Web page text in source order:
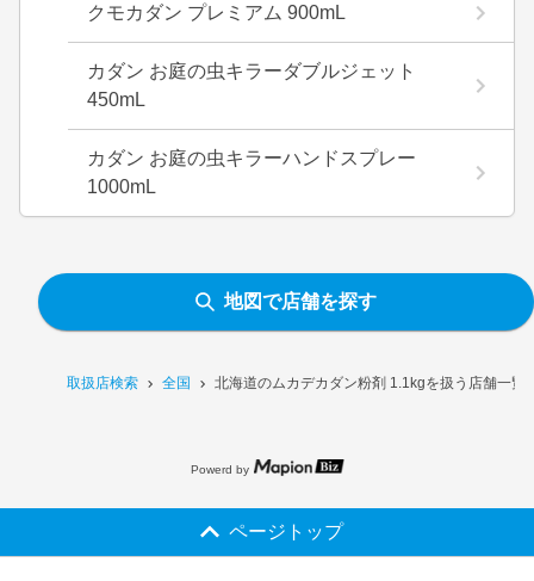
取扱店検索 全国 北海道のムカデカダン粉剤 1.1kgを扱う店舗一覧
クモカダン プレミアム 900mL
カダン お庭の虫キラーダブルジェット
450mL
カダン お庭の虫キラーハンドスプレー
1000mL
地図で店舗を探す
Powerd by
ページトップ